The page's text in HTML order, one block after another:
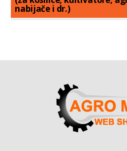
nabijače i dr.)